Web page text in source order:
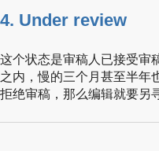
4. Under review
这个状态是审稿人已接受审
之内，慢的三个月甚至半年
拒绝审稿，那么编辑就要另